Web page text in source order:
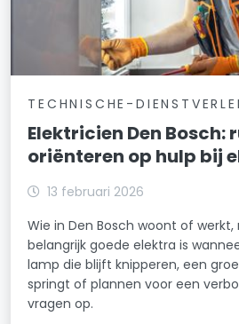
TECHNISCHE-
Elektricien Den Bosch:
oriënteren op hulp bij
13 februari 2026
Wie in Den Bosch woont of
belangrijk goede elektra is
lamp die blijft knipperen, een
springt of plannen voor een
vragen op.